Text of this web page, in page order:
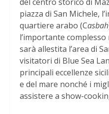
piazza di San Michele,
quartiere arabo (Casbah
l’importante
sarà allestita l’area di
visitatori di Blue Sea
principali eccellenze
e del mare nonché i
assistere a show-